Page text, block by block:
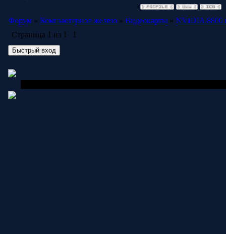
Форум » Компьютерное железо » Видеокарты » NVIDIA 8800
Страница 1 из 1 1